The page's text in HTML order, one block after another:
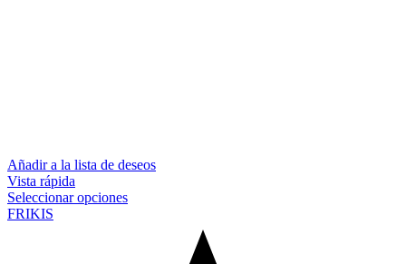
Añadir a la lista de deseos
Vista rápida
Seleccionar opciones
FRIKIS